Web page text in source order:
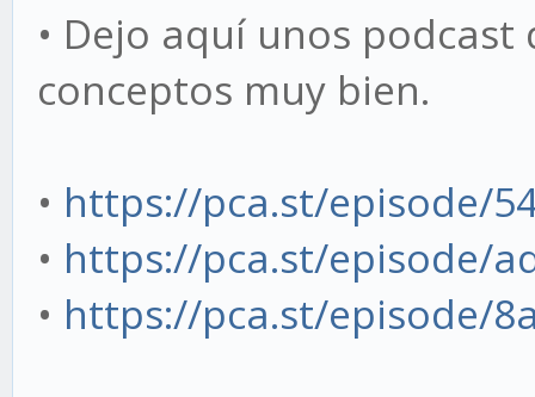
• Dejo aquí unos podcast
conceptos muy bien.
• https://pca.st/episode/
• https://pca.st/episode/
• https://pca.st/episode/